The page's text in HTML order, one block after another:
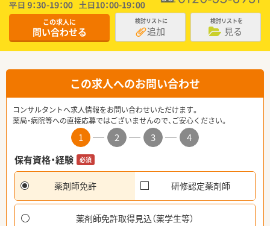
この求人に
問い合わせる
検討リストに
追加
検討リストを
見る
この求人へのお問い合わせ
コンサルタントへ求人情報をお問い合わせいただけます。
薬局・病院等への直接応募ではございませんので、ご安心ください。
1 2 3
4
保有資格・経験
必須
薬剤師免許 研修認定薬剤師
薬剤師免許取得見込（薬学生等）